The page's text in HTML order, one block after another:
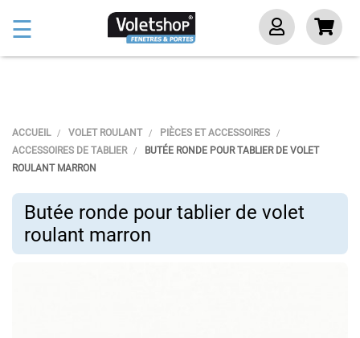
Basculer
la
☰
ACCUEIL VOLET ROULANT
PIÈCES ET ACCESSOIRES
ACCESSOIRES DE TABLIER
BUTÉE RONDE POUR TABLIER DE VOLET
ROULANT MARRON
Butée ronde pour tablier de volet
roulant marron